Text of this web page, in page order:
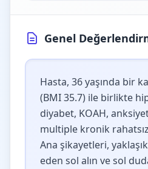
Genel
Hasta, 36 yaşında bir
(BMI 35.7) ile birlikte
diyabet, KOAH,
multiple kronik
Ana şikayetleri,
eden sol alın ve sol